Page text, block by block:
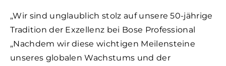
„Wir sind unglaublich stolz auf unsere 50-jährige
Tradition der Exzellenz bei Bose Professional
„Nachdem wir diese wichtigen Meilensteine
unseres globalen Wachstums und der